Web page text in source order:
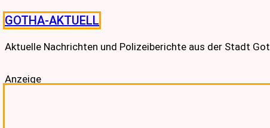
Skip
to
content
GOTHA-AKTUELL
Aktuelle Nachrichten und Polizeiberichte aus der Stadt
Anzeige